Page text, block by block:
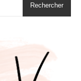
Rechercher